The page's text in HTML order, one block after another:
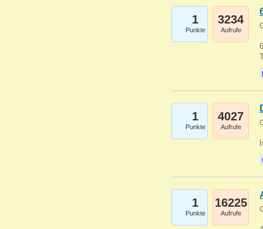
1
Punkte
3234
Aufrufe
1
Punkte
4027
Aufrufe
1
Punkte
16225
Aufrufe